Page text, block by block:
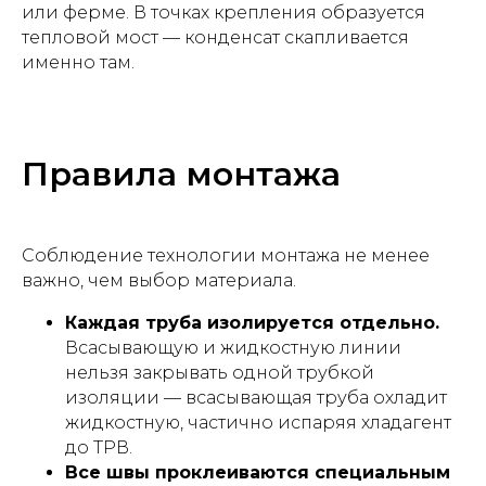
или ферме. В точках крепления образуется
тепловой мост — конденсат скапливается
именно там.
Правила монтажа
Соблюдение технологии монтажа не менее
важно, чем выбор материала.
Каждая труба изолируется отдельно.
Всасывающую и жидкостную линии
нельзя закрывать одной трубкой
изоляции — всасывающая труба охладит
жидкостную, частично испаряя хладагент
до ТРВ.
Все швы проклеиваются специальным